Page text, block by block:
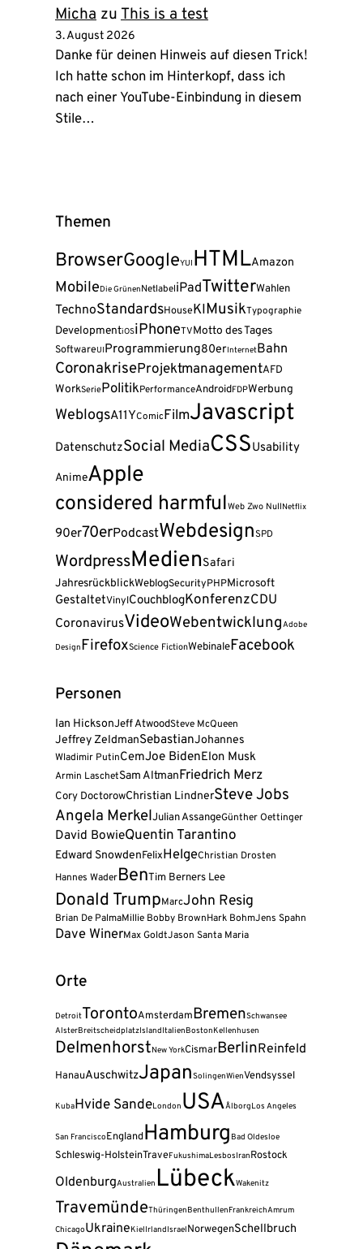
Micha zu This is a test
3. August 2026
Danke für deinen Hinweis auf diesen Trick!
Ich hatte schon im Hinterkopf, dass ich
nach einer YouTube-Einbindung in diesem
Stile…
Themen
BrowserGoogleYUI HTMLAmazon
MobileDie GrünenNetlabeliPadTwitterWahlen
TechnoStandardsHouseKIMusikTypographie
DevelopmentiOSiPhoneTVMotto des Tages
SoftwareUIProgrammierung80erInternetBahn
CoronakriseProjektmanagementAFD
WorkSeriePolitikPerformanceAndroidFDPWerbung
WeblogsA11YComicFilmJavascript
DatenschutzSocial MediaCSSUsability
AnimeApple
considered harmfulWeb Zwo NullNetflix
90er70erPodcastWebdesignSPD
WordpressMedienSafari
JahresrückblickWeblogSecurityPHPMicrosoft
GestaltetVinylCouchblogKonferenzCDU
CoronavirusVideoWebentwicklungAdobe
DesignFirefoxScience FictionWebinaleFacebook
Personen
Ian HicksonJeff AtwoodSteve McQueen
Jeffrey ZeldmanSebastianJohannes
Wladimir PutinCemJoe BidenElon Musk
Armin LaschetSam AltmanFriedrich Merz
Cory DoctorowChristian LindnerSteve Jobs
Angela MerkelJulian AssangeGünther Oettinger
David BowieQuentin Tarantino
Edward SnowdenFelixHelgeChristian Drosten
Hannes WaderBenTim Berners Lee
Donald TrumpMarcJohn Resig
Brian De PalmaMillie Bobby BrownHark BohmJens Spahn
Dave WinerMax GoldtJason Santa Maria
Orte
DetroitTorontoAmsterdamBremenSchwansee
AlsterBreitscheidplatzIslandItalienBostonKellenhusen
DelmenhorstNew YorkCismarBerlinReinfeld
HanauAuschwitzJapanSolingenWienVendsyssel
KubaHvide SandeLondon USAÅlborgLos Angeles
San FranciscoEnglandHamburg Bad Oldesloe
Schleswig-HolsteinTraveFukushimaLesbosIranRostock
OldenburgAustralien LübeckWakenitz
TravemündeThüringenBenthullenFrankreichAmrum
ChicagoUkraineKielIrlandIsraelNorwegenSchellbruch